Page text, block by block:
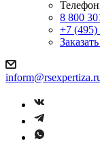
8 800
+7 (495)